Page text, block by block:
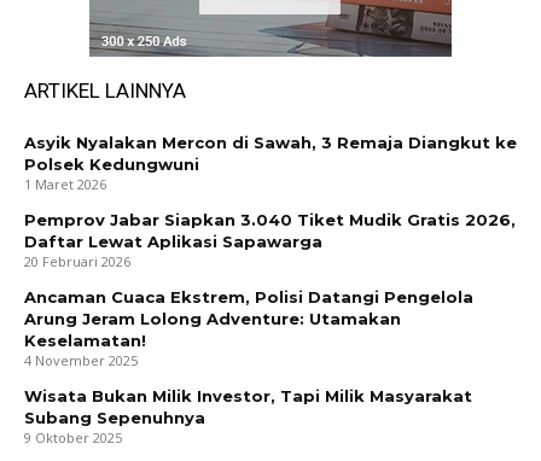
ARTIKEL LAINNYA
Asyik Nyalakan Mercon di Sawah, 3 Remaja Diangkut ke
Polsek Kedungwuni
1 Maret 2026
Pemprov Jabar Siapkan 3.040 Tiket Mudik Gratis 2026,
Daftar Lewat Aplikasi Sapawarga
20 Februari 2026
Ancaman Cuaca Ekstrem, Polisi Datangi Pengelola
Arung Jeram Lolong Adventure: Utamakan
Keselamatan!
4 November 2025
Wisata Bukan Milik Investor, Tapi Milik Masyarakat
Subang Sepenuhnya
9 Oktober 2025